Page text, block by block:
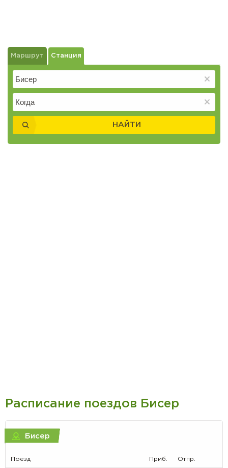
Маршрут Станция
НАЙТИ
Расписание поездов Бисер
Бисер
Поезд Приб. Отпр.